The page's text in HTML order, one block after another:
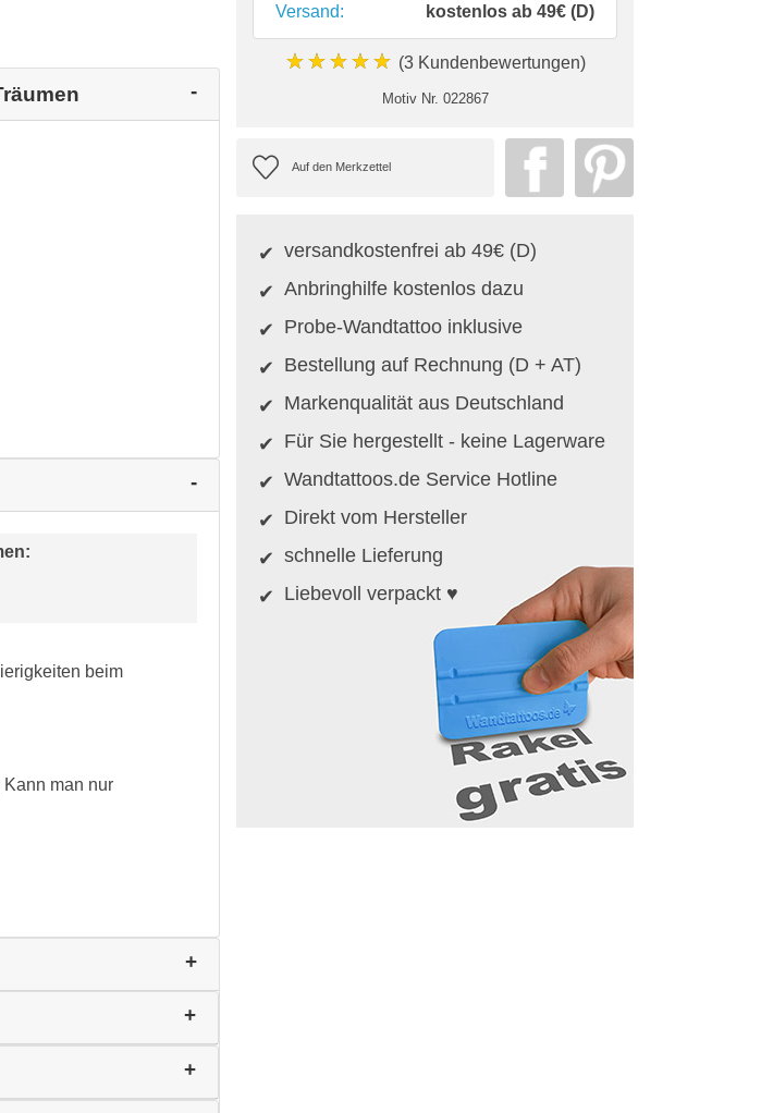
:
beim
man nur
Versand:
kostenlos ab 49€ (D)
★★★★★ (3 Kundenbewertungen)
Motiv Nr. 022867
versandkostenfrei ab 49€ (D)
Anbringhilfe kostenlos dazu
Probe-Wandtattoo inklusive
Bestellung auf Rechnung (D + AT)
Markenqualität aus Deutschland
Für Sie hergestellt - keine Lagerware
Wandtattoos.de Service Hotline
Direkt vom Hersteller
schnelle Lieferung
Liebevoll verpackt ♥